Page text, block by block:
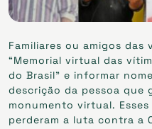
Familiares ou amigos das
“Memorial virtual das
do Brasil” e informar
descrição da pessoa que
monumento virtual.
perderam a luta contra a